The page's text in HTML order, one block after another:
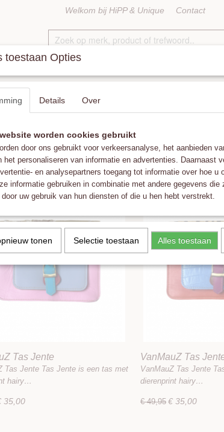
Welkom bij HiPP & Unique Contact
Tas Jente
Tas Jente Tas Jente is een tas met
hairy…
35,00
VanMauZ Tas
VanMauZ Tas Jente
dierenprint hairy…
€ 49,95 € 35,00
toestaan Opties
Details Over
worden cookies gebruikt
door ons gebruikt voor verkeersanalyse, het aanbieden
het personaliseren van informatie en advertenties. Daarnaast
en analysepartners toegang tot informatie over hoe u
informatie gebruiken in combinatie met andere gegevens die
uw gebruik van hun diensten of die u hen hebt verstrekt.
tonen Selectie toestaan Alles toestaan